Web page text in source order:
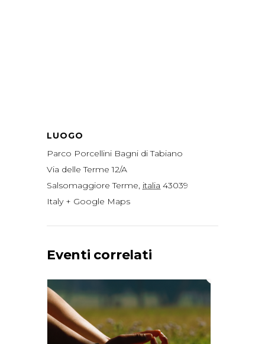
LUOGO
Parco Porcellini Bagni di Tabiano
Via delle Terme 12/A
Salsomaggiore Terme, italia 43039
Italy + Google Maps
Eventi correlati